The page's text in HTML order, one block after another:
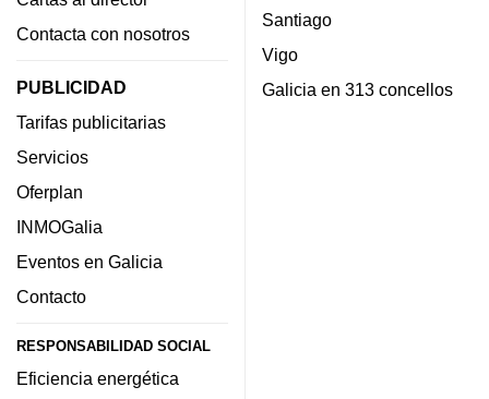
Contacta con nosotros
PUBLICIDAD
Tarifas publicitarias
Servicios
Oferplan
INMOGalia
Eventos en Galicia
Contacto
RESPONSABILIDAD SOCIAL
Eficiencia energética
Santiago
Vigo
Galicia en 313 concellos